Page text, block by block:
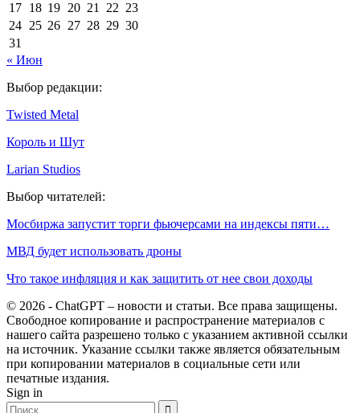
17 18 19 20 21 22 23
24 25 26 27 28 29 30
31
« Июн
Выбор редакции:
Twisted Metal
Король и Шут
Larian Studios
Выбор читателей:
Мосбиржа запустит торги фьючерсами на индексы пяти…
МВД будет использовать дроны
Что такое инфляция и как защитить от нее свои доходы
© 2026 - ChatGPT – новости и статьи. Все права защищены.
Свободное копирование и распространение материалов с
нашего сайта разрешено только с указанием активной ссылки
на источник. Указание ссылки также является обязательным
при копировании материалов в социальные сети или
печатные издания.
Sign in